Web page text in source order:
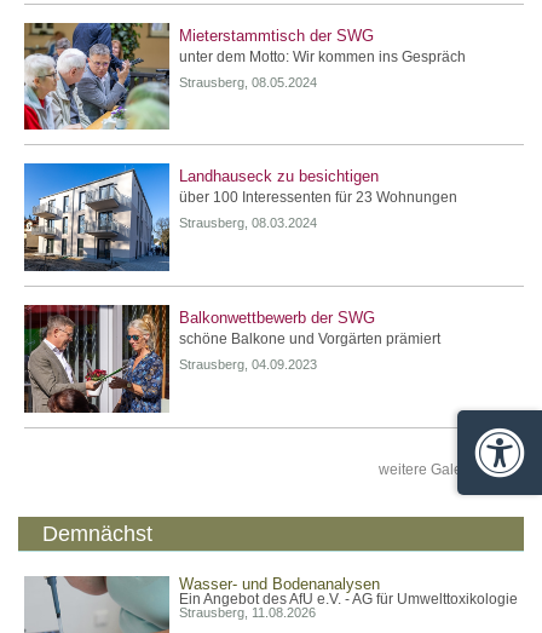
Mieterstammtisch der SWG
unter dem Motto: Wir kommen ins Gespräch
Strausberg, 08.05.2024
Landhauseck zu besichtigen
über 100 Interessenten für 23 Wohnungen
Strausberg, 08.03.2024
Balkonwettbewerb der SWG
schöne Balkone und Vorgärten prämiert
Strausberg, 04.09.2023
weitere Galerien »
Demnächst
Wasser- und Bodenanalysen
Ein Angebot des AfU e.V. - AG für Umwelttoxikologie
Strausberg, 11.08.2026